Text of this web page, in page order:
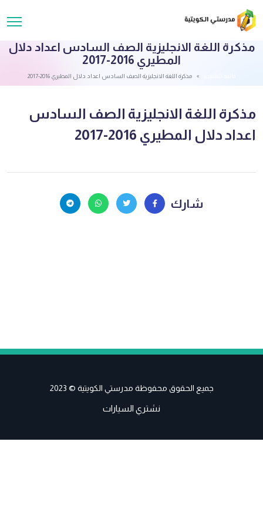
مذكرة اللغة الانجليزية الصف السادس اعداد دلال
المطيري 2016-2017
مذكرة اللغة الانجليزية الصف السادس اعداد دلال المطيري 2016-2017
مذكرة اللغة الانجليزية الصف السادس
اعداد دلال المطيري 2016-2017
شارك
جميع الحقوق محفوظة مدرستي الكويتية © 2023
نشتري السيارات